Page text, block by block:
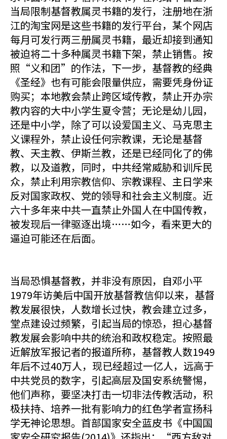
当局限制基督教属灵书籍的发行，注册地在浙
江的淘宝网是这些书籍的发行平台，某个网店
每月可发行两三册属灵书籍，最近却接到通知
被迫将二十多种属灵书籍下架，禁止销售。按
照“义和团”的作法，下一步，基督教的经典
《圣经》也有可能会限量供应，需要凭身份证
购买；本地教会禁止跨区域传教，禁止开办宗
教内容的大中小学生夏令营；无论是幼儿园，
还是中小学，除了可以设爱国主义、马克思主
义课程外，禁止设任何宗教课，无论是基督
教、天主教、伊斯兰教，还是已经同化了的佛
教，以及道教，同时，中共经常威胁和训斥民
众，禁止利用宗教信仰、宗教课程、主日学来
反对国家政权、党的领导和社会主义制度。近
六十多年来中共一直禁止外国人在中国传教，
被发现后一律驱逐出境……如今，看来更大的
逼迫可能还在后面。
当局恐惧基督教，并非没有原因，自邓小平
1979年访美后中国开放基督教信仰以来，基督
教发展很快，人数增长过快，教会建立过多，
堂点建设过频繁，引起当局的惊恐，担心基督
教发展会影响中共的统治和政权稳定。按照最
近解放军报记者的报道所称，基督教人数1949
年后不过40万人，现已经超过一亿人，远高于
中共党员的数字，引起高层及国安系统警惕，
他们声称，要坚决打击一切非法传教活动，积
极扶持、培养一批有影响力的红色学者宣扬科
学无神论思想。首部国家安全蓝皮书《中国国